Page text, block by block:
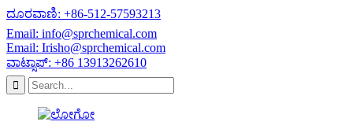
ದೂರವಾಣಿ: +86-512-57593213
Email: info@sprchemical.com
Email: Irisho@sprchemical.com
ವಾಟ್ಸಾಪ್: +86 13913262610